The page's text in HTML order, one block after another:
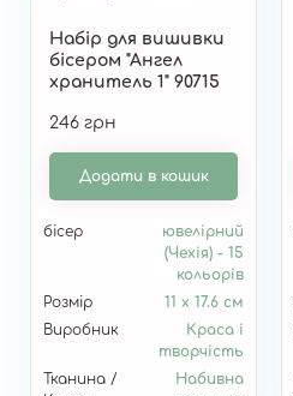
Набір для вишивки
бісером "Ангел
хранитель 1" 90715
246 грн
Додати в кошик
бісер
ювелірний
(Чехія) - 15
кольорів
Розмір
11 х 17.6 см
Виробник
Краса і
творчість
Тканина /
Набивна